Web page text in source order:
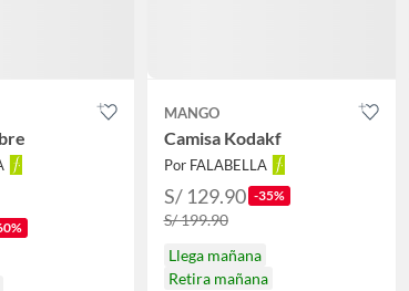
MANGO
Camisa Kodakf
Por FALABELLA
S/ 129.90 -35%
S/ 199.90
Llega mañana
Retira mañana